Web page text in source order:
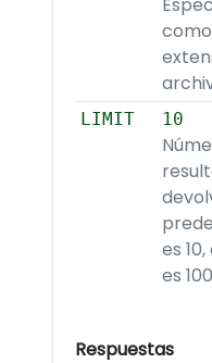
LIMIT 10
es
es
Respuestas